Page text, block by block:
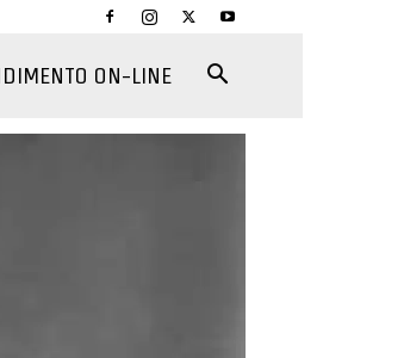
ON-LINE